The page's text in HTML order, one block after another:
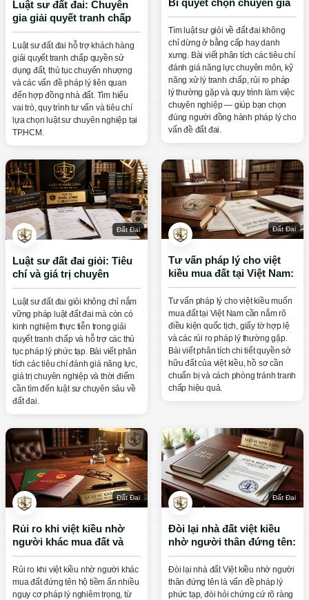
Luật sư đất đai: Chuyên
gia giải quyết tranh chấp
và hỗ trợ thủ tục pháp lý
Luật sư đất đai hỗ trợ khách hàng
giải quyết tranh chấp quyền sử
dụng đất, thủ tục chuyển nhượng
và các vấn đề pháp lý liên quan
đến hợp đồng nhà đất. Tìm hiểu
vai trò, quy trình tư vấn và tiêu chí
lựa chọn luật sư chuyên nghiệp tại
TP.HCM.
Bí quyết chọn chuyên gia
pháp lý tin cậy
Tìm luật sư giỏi về đất đai không
chỉ dừng ở bằng cấp hay danh
xưng. Bài viết phân tích các tiêu chí
đánh giá năng lực chuyên môn, kỹ
năng xử lý tranh chấp, rủi ro pháp
lý thường gặp và quy trình làm việc
chuyên nghiệp — giúp bạn chọn
đúng người đồng hành pháp lý cho
vấn đề đất đai.
Đất Đai
Luật sư đất đai giỏi: Tiêu
chí và giá trị chuyên
nghiệp
Luật sư đất đai giỏi không chỉ nắm
vững pháp luật đất đai mà còn có
kinh nghiệm thực tiễn trong giải
quyết tranh chấp và hỗ trợ các thủ
tục pháp lý phức tạp. Bài viết phân
tích các tiêu chí đánh giá năng lực,
giá trị chuyên nghiệp và thời điểm
cần tìm đến luật sư chuyên sâu về
đất đai.
Đất Đai
Tư vấn pháp lý cho việt
kiều mua đất tại Việt Nam:
Hướng dẫn chi tiết về
quyền và điều kiện
Tư vấn pháp lý cho việt kiều muốn
mua đất tại Việt Nam cần nắm rõ
điều kiện quốc tịch, giấy tờ hợp lệ
và các rủi ro pháp lý thường gặp.
Bài viết phân tích chi tiết quyền sở
hữu đất của việt kiều, hồ sơ cần
chuẩn bị và cách phòng tránh tranh
chấp hiệu quả.
Đất Đai
Rủi ro khi việt kiều nhờ
người khác mua đất và
những lưu ý quan trọng
Rủi ro khi việt kiều nhờ người khác
mua đất đứng tên hộ tiềm ẩn nhiều
nguy cơ pháp lý nghiêm trọng, từ
Đất Đai
Đòi lại nhà đất việt kiều
nhờ người thân đứng tên:
Hướng xử lý hiệu quả
Đòi lại nhà đất Việt kiều nhờ người
thân đứng tên là vấn đề pháp lý
phức tạp, đòi hỏi chứng cứ rõ ràng